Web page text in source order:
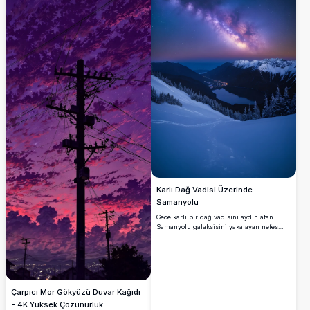
ideal olan bu görüntü, evrenin harikelerini
ekranınıza getiriyor ve kentsel ile göksel
unsurları büyüleyici bir manzarada
harmanlıyor.
Çarpıcı Mor Gökyüzü Duvar Kağıdı
- 4K Yüksek Çözünürlük
Karlı Dağ Vadisi Üzerinde
Samanyolu
Gece karlı bir dağ vadisini aydınlatan
Samanyolu galaksisini yakalayan nefes